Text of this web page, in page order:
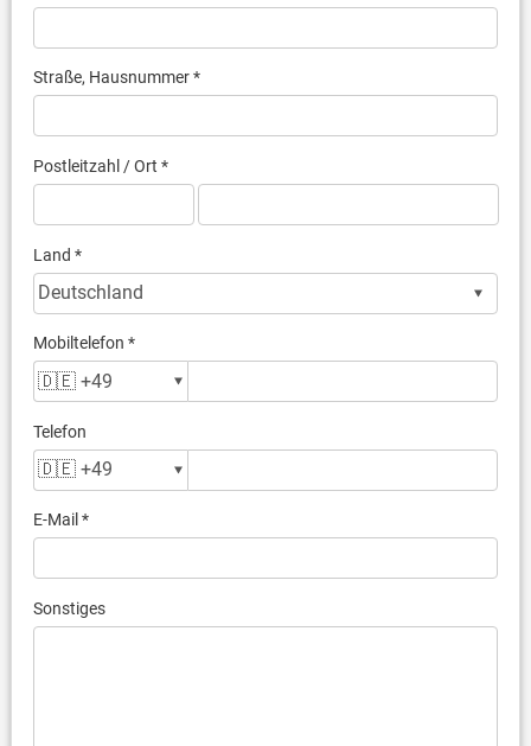
Straße, Hausnummer *
Postleitzahl / Ort *
Land *
Mobiltelefon *
Telefon
E-Mail *
Sonstiges